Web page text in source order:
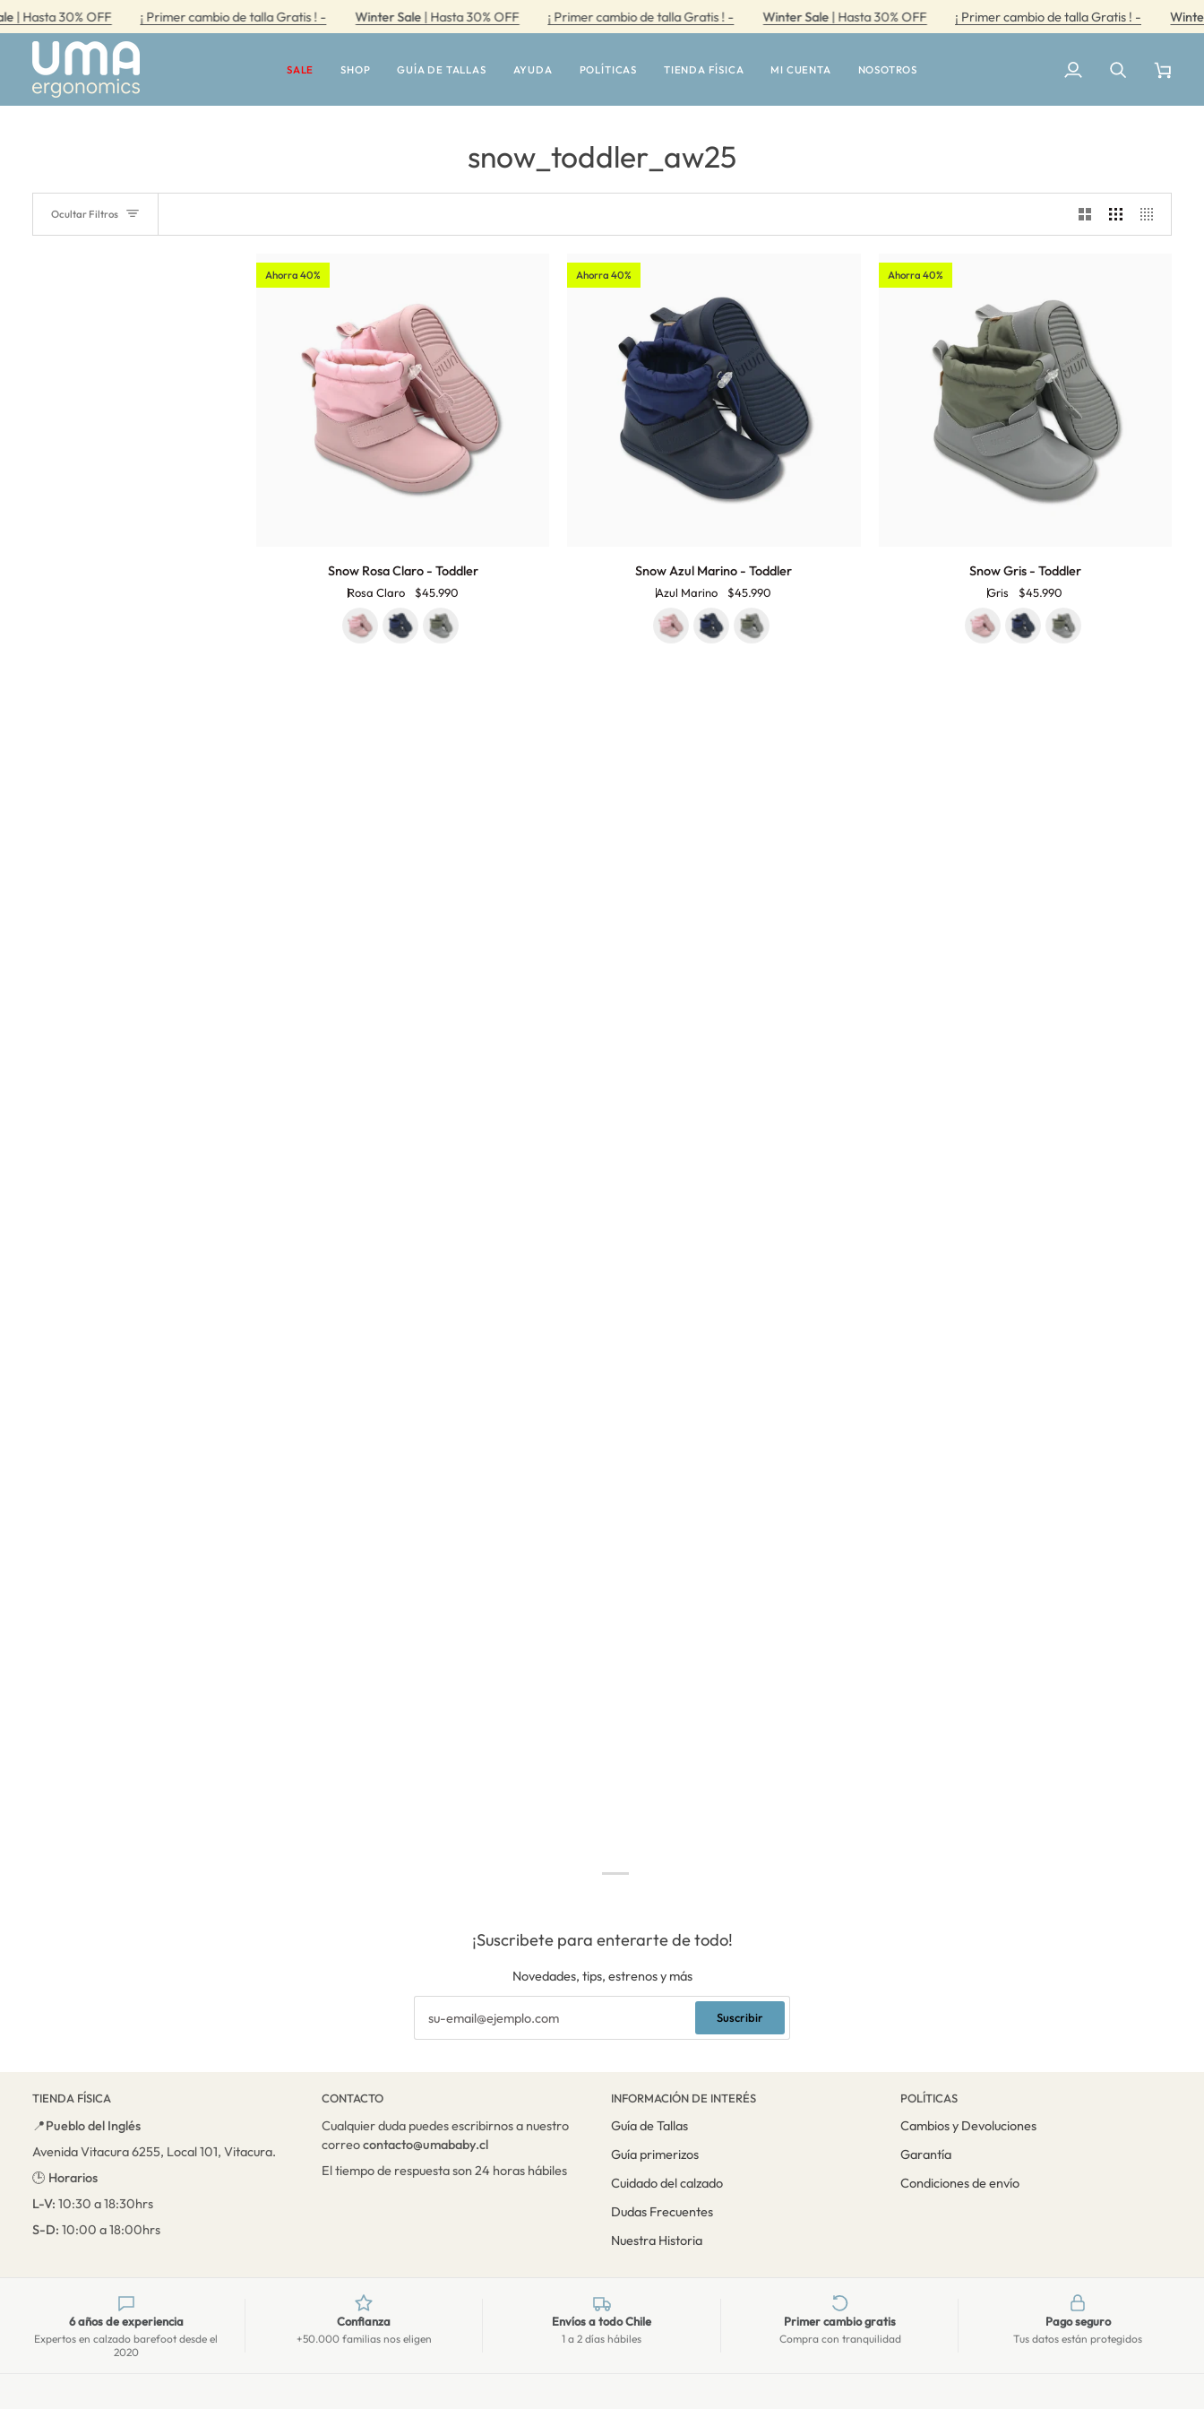
Ir
directamente
contenido
30% OFF ¡ Primer cambio de talla Gratis ! - Winter Sale| Hasta 30% OFF ¡ Primer cambio de talla Gratis ! - Winter Sale| Hasta 30% OFF ¡ Primer cambio de talla Gratis ! - Winter
SALE SHOP GUÍA DE TALLAS AYUDA POLÍTICAS TIENDA FÍSICA MI CUENTA NOSOTROS
Mi
Buscar Carrito
snow_toddler_aw25
Ocultar Filtros
Ahorra 40%
Snow Rosa Claro - Toddler
Rosa Claro $45.990
Ahorra 40%
Snow Azul Marino - Toddler
Azul Marino $45.990
Ahorra 40%
Snow Gris - Toddler
Gris $45.990
¡Suscribete para enterarte de todo!
Novedades, tips, estrenos y más
Suscribir
TIENDA FÍSICA
📍Pueblo del Inglés
Avenida Vitacura 6255, Local 101, Vitacura.
🕒 Horarios
L-V: 10:30 a 18:30hrs
S-D: 10:00 a 18:00hrs
CONTACTO
Cualquier duda puedes escribirnos a nuestro
correocontacto@umababy.cl
El tiempo de respuesta son 24 horas hábiles
INFORMACIÓN DE INTERÉS
Guía de Tallas
Guía primerizos
Cuidado del calzado
Dudas Frecuentes
Nuestra Historia
POLÍTICAS
Cambios y Devoluciones
Garantía
Condiciones de envío
6 años de experiencia
Expertos en calzado barefoot desde el
2020
Confianza
+50.000 familias nos eligen
Envíos a todo Chile
1 a 2 días hábiles
Primer cambio gratis
Compra con tranquilidad
Pago seguro
Tus datos están protegidos